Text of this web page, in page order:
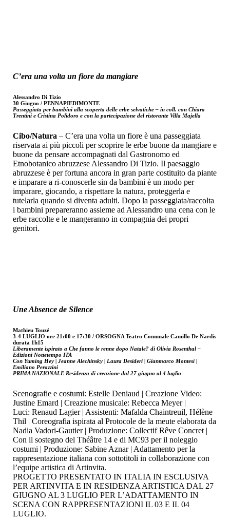
C’era una volta un fiore da mangiare
Alessandro Di Tizio
30 Giugno / PENNAPIEDIMONTE
Passeggiata per bambini alla scoperta delle erbe selvatiche – in coll. con Chiara
Trentini e Cristina Polidoro e con la partecipazione del ristorante Villa Majella
Cibo/Natura – C’era una volta un fiore è una passeggiata
riservata ai più piccoli per scoprire le erbe buone da mangiare e
buone da pensare accompagnati dal Gastronomo ed
Etnobotanico abruzzese Alessandro Di Tizio. Il paesaggio
abruzzese è per fortuna ancora in gran parte costituito da piante
e imparare a ri-conoscerle sin da bambini è un modo per
imparare, giocando, a rispettare la natura, proteggerla e
tutelarla quando si diventa adulti. Dopo la passeggiata/raccolta
i bambini prepareranno assieme ad Alessandro una cena con le
erbe raccolte e le mangeranno in compagnia dei propri
genitori.
Une Absence de Silence
Mathieu Touzé
3-4 LUGLIO ore 21:00 e 17:30 / ORSOGNA Teatro Comunale Camillo De Nardis
durata 1h15
Liberamente ispirato a Che fanno le renne dopo Natale? di Olivia Rosenthal –
Edizioni Nottetempo ITA
Con Yuming Hey | Jeanne Alechinsky | Laura Desideri | Gianmarco Montesi |
Emiliano Perazzini
PRIMA NAZIONALE Residenza di creazione dal 27 giugno al 4 luglio
Scenografie e costumi: Estelle Deniaud | Creazione Video:
Justine Emard | Creazione musicale: Rebecca Meyer |
Luci: Renaud Lagier | Assistenti: Mafalda Chaintreuil, Hélène
Thil | Coreografia ispirata al Protocole de la meute elaborata da
Nadia Vadori-Gautier | Produzione: Collectif Rêve Concret |
Con il sostegno del Théâtre 14 e di MC93 per il noleggio
costumi | Produzione: Sabine Aznar | Adattamento per la
rappresentazione italiana con sottotitoli in collaborazione con
l’equipe artistica di Artinvita.
PROGETTO PRESENTATO IN ITALIA IN ESCLUSIVA
PER ARTINVITA E IN RESIDENZA ARTISTICA DAL 27
GIUGNO AL 3 LUGLIO PER L’ADATTAMENTO IN
SCENA CON RAPPRESENTAZIONI IL 03 E IL 04
LUGLIO.